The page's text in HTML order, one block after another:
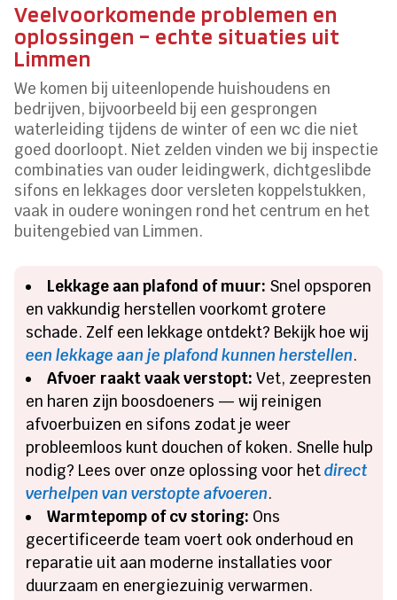
Veelvoorkomende problemen en
oplossingen – echte situaties uit
Limmen
We komen bij uiteenlopende huishoudens en
bedrijven, bijvoorbeeld bij een gesprongen
waterleiding tijdens de winter of een wc die niet
goed doorloopt. Niet zelden vinden we bij inspectie
combinaties van ouder leidingwerk, dichtgeslibde
sifons en lekkages door versleten koppelstukken,
vaak in oudere woningen rond het centrum en het
buitengebied van Limmen.
Lekkage aan plafond of muur: Snel opsporen
en vakkundig herstellen voorkomt grotere
schade. Zelf een lekkage ontdekt? Bekijk hoe wij
een lekkage aan je plafond kunnen herstellen.
Afvoer raakt vaak verstopt: Vet, zeepresten
en haren zijn boosdoeners — wij reinigen
afvoerbuizen en sifons zodat je weer
probleemloos kunt douchen of koken. Snelle hulp
nodig? Lees over onze oplossing voor hetdirect
verhelpen van verstopte afvoeren.
Warmtepomp of cv storing: Ons
gecertificeerde team voert ook onderhoud en
reparatie uit aan moderne installaties voor
duurzaam en energiezuinig verwarmen.